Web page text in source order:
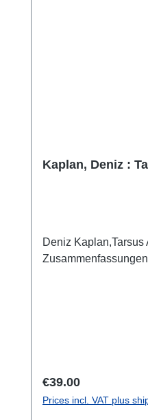
Kaplan, Deniz :
Deniz Kaplan,Tarsus
Zusammenfassungen
Regular price:
€39.00
Prices incl. VAT plus